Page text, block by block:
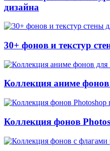
дизайна
30+ фонов и текстур
Коллекция аниме
Коллекция фонов